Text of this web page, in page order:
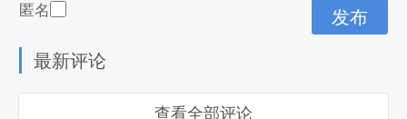
匿名
最新评论
查看全部评论